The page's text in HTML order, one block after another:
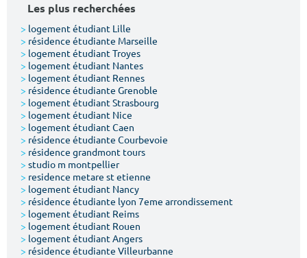
Type de location
Votre date d'entrée
Chercher
Les plus recherchées
> logement étudiant Lille
> résidence étudiante Marseille
> logement étudiant Troyes
> logement étudiant Nantes
> logement étudiant Rennes
> résidence étudiante Grenoble
> logement étudiant Strasbourg
> logement étudiant Nice
> logement étudiant Caen
> résidence étudiante Courbevoie
> résidence grandmont tours
> studio m montpellier
> residence metare st etienne
> logement étudiant Nancy
> résidence étudiante lyon 7eme arrondissement
> logement étudiant Reims
> logement étudiant Rouen
> logement étudiant Angers
> résidence étudiante Villeurbanne